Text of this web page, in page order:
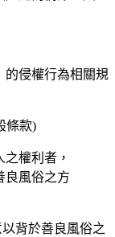
的侵權行為相關規
條款)
之權利者，
良風俗之方
背於善良風俗之